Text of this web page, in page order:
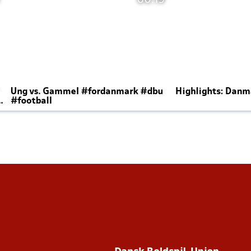
Ung vs. Gammel #fordanmark #dbu
#football
Highlights: